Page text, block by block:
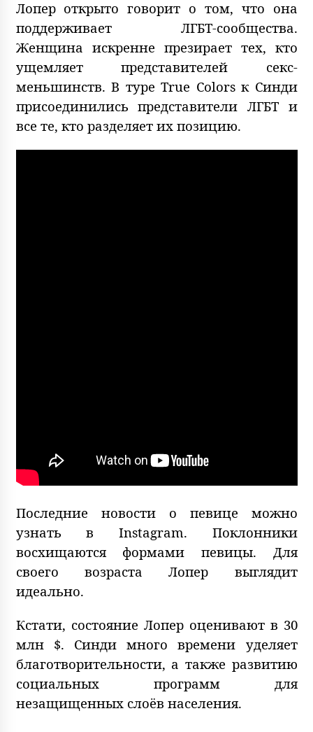
Лопер открыто говорит о том, что она
поддерживает ЛГБТ-сообщества.
Женщина искренне презирает тех, кто
ущемляет представителей секс-
меньшинств. В туре True Colors к Синди
присоединились представители ЛГБТ и
все те, кто разделяет их позицию.
Последние новости о певице можно
узнать в Instagram. Поклонники
восхищаются формами певицы. Для
своего возраста Лопер выглядит
идеально.
Кстати, состояние Лопер оценивают в 30
млн $. Синди много времени уделяет
благотворительности, а также развитию
социальных программ для
незащищенных слоёв населения.